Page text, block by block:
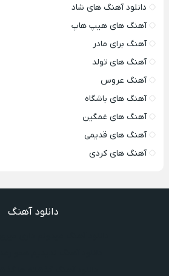
دانلود آهنگ های شاد
آهنگ های هیپ هاپ
آهنگ برای مادر
آهنگ های تولد
آهنگ عروس
آهنگ های باشگاه
آهنگ های غمگین
آهنگ های قدیمی
آهنگ های کردی
دانلود آهنگ